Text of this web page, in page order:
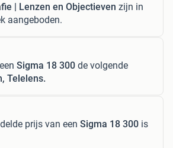
| Lenzen en Objectieven zijn in
aangeboden.
Sigma 18 300 de volgende
Telelens.
prijs van een Sigma 18 300 is